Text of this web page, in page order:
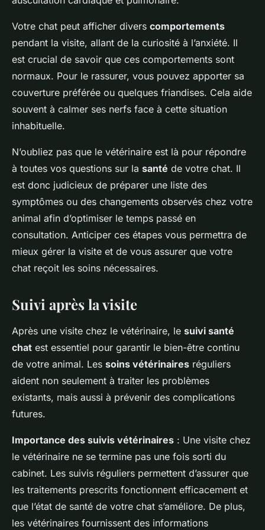
Votre chat peut afficher divers comportements
pendant la visite, allant de la curiosité à l’anxiété. Il
est crucial de savoir que ces comportements sont
normaux. Pour le rassurer, vous pouvez apporter sa
couverture préférée ou quelques friandises. Cela aide
souvent à calmer ses nerfs face à cette situation
inhabituelle.
N’oubliez pas que le vétérinaire est là pour répondre
à toutes vos questions sur la santé de votre chat. Il
est donc judicieux de préparer une liste des
symptômes ou des changements observés chez votre
animal afin d’optimiser le temps passé en
consultation. Anticiper ces étapes vous permettra de
mieux gérer la visite et de vous assurer que votre
chat reçoit les soins nécessaires.
Suivi après la visite
Après une visite chez le vétérinaire, le suivi santé
chat est essentiel pour garantir le bien-être continu
de votre animal. Les soins vétérinaires réguliers
aident non seulement à traiter les problèmes
existants, mais aussi à prévenir des complications
futures.
Importance des suivis vétérinaires : Une visite chez
le vétérinaire ne se termine pas une fois sorti du
cabinet. Les suivis réguliers permettent d’assurer que
les traitements prescrits fonctionnent efficacement et
que l’état de santé de votre chat s’améliore. De plus,
les vétérinaires fournissent des informations